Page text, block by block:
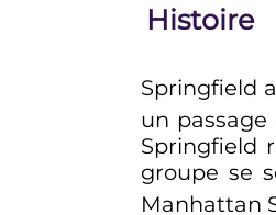
Histoire
Springfield
un passage
Springfield
groupe se
Manhattan